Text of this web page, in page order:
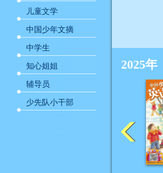
儿童文学
中国少年文摘
中学生
知心姐姐
辅导员
少先队小干部
2025年